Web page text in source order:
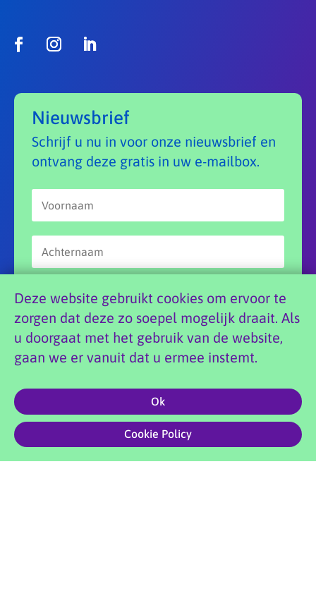
Nieuwsbrief
Schrijf u nu in voor onze nieuwsbrief en
ontvang deze gratis in uw e-mailbox.
Aanmelden
Copyright 2026 Doenya’s Danswereld |Privacyvoorwaarden|
Website foto’s: Marian Shutte | Site byCreative Compound
Deze website gebruikt cookies om ervoor te
zorgen dat deze zo soepel mogelijk draait. Als
u doorgaat met het gebruik van de website,
gaan we er vanuit dat u ermee instemt.
Ok
Cookie Policy